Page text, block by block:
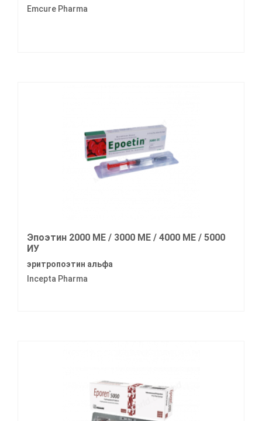
Emcure Pharma
Эпоэтин 2000 МЕ / 3000 МЕ / 4000 МЕ / 5000
ИУ
эритропоэтин альфа
Incepta Pharma